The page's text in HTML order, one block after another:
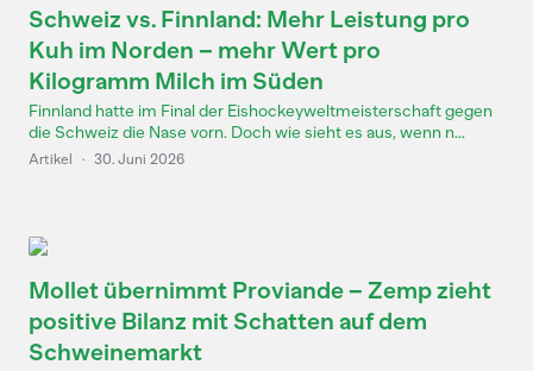
Schweiz vs. Finnland: Mehr Leistung pro
Kuh im Norden – mehr Wert pro
Kilogramm Milch im Süden
Finnland hatte im Final der Eishockeyweltmeisterschaft gegen
die Schweiz die Nase vorn. Doch wie sieht es aus, wenn n...
Artikel · 30. Juni 2026
Mollet übernimmt Proviande – Zemp zieht
positive Bilanz mit Schatten auf dem
Schweinemarkt